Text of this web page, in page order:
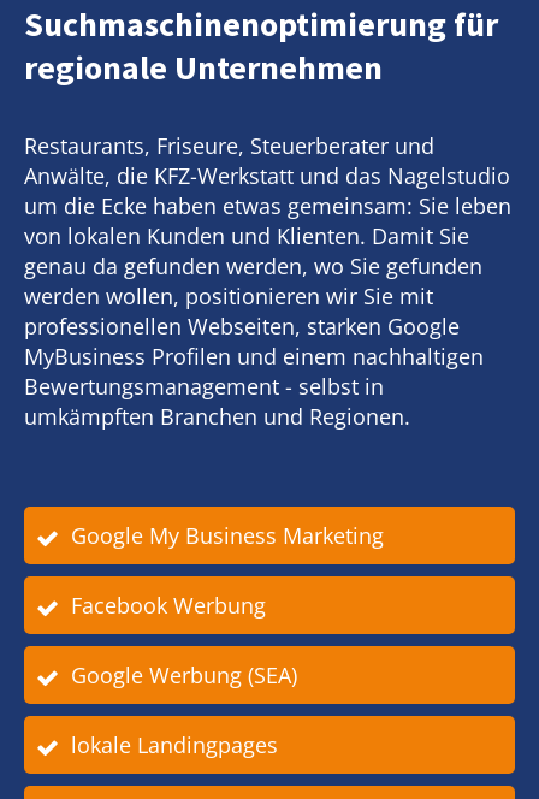
Suchmaschinenoptimierung für
regionale Unternehmen
Restaurants, Friseure, Steuerberater und
Anwälte, die KFZ-Werkstatt und das Nagelstudio
um die Ecke haben etwas gemeinsam: Sie leben
von lokalen Kunden und Klienten. Damit Sie
genau da gefunden werden, wo Sie gefunden
werden wollen, positionieren wir Sie mit
professionellen Webseiten, starken Google
MyBusiness Profilen und einem nachhaltigen
Bewertungsmanagement - selbst in
umkämpften Branchen und Regionen.
Google My Business Marketing
Facebook Werbung
Google Werbung (SEA)
lokale Landingpages